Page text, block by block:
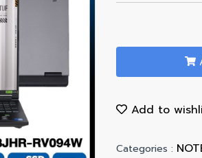
Add to
Categories :